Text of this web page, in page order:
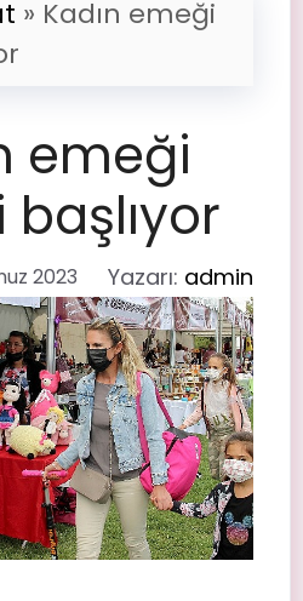
» Kadın emeği
emeği
2023 Yazarı: admin